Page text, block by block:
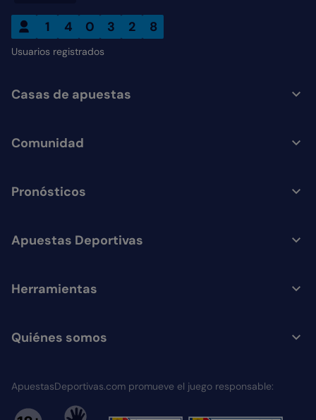
1 4 0 3 2 8
Usuarios registrados
Casas de apuestas
Comunidad
Pronósticos
Apuestas Deportivas
Herramientas
Quiénes somos
ApuestasDeportivas.com promueve el juego responsable: